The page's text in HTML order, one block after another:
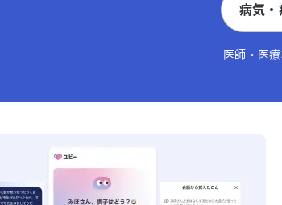
病気・
医師・医